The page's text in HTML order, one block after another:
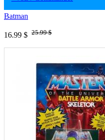
Batman
16.99 $ 25.99 $